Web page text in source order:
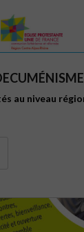
au niveau